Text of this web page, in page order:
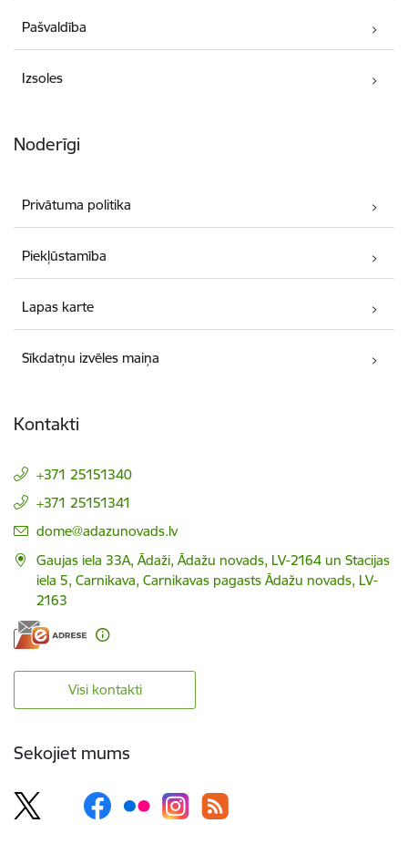
Pašvaldība
Izsoles
Noderīgi
Privātuma politika
Piekļūstamība
Lapas karte
Sīkdatņu izvēles maiņa
Kontakti
+371 25151340
+371 25151341
E-pasts:
dome@adazunovads.lv
Gaujas iela 33A, Ādaži, Ādažu novads, LV-2164 un Stacijas
iela 5, Carnikava, Carnikavas pagasts Ādažu novads, LV-
2163
Visi kontakti
Sekojiet mums